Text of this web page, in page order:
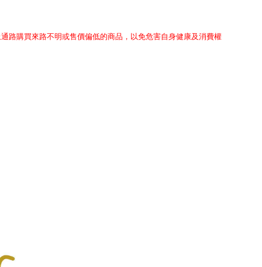
路購買來路不明或售價偏低的商品，以免危害自身健康及消費權